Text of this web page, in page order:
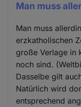
Man muss
Man muss
erzkatholischen
große Verlage in
noch sind.
Dasselbe gilt
Natürlich wird
entsprechend